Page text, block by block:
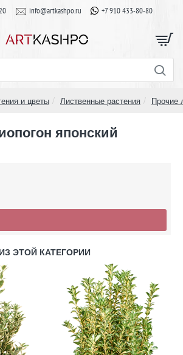
info@artkashpo.ru +7 910 433-80-80
и цветы Лиственные растения Прочие
японский
ЭТОЙ КАТЕГОРИИ